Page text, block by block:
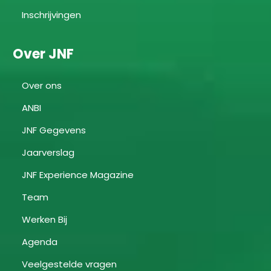
Inschrijvingen
Over JNF
Over ons
ANBI
JNF Gegevens
Jaarverslag
JNF Experience Magazine
Team
Werken Bij
Agenda
Veelgestelde vragen